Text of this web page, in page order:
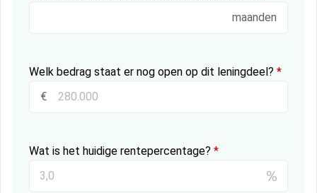
maanden
Welk bedrag staat er nog open op dit leningdeel? *
€
Wat is het huidige rentepercentage? *